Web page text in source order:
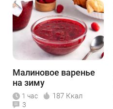
Малиновое варенье
на зиму
1 час 187 Ккал
3